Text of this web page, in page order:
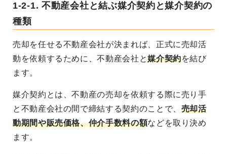
1-2-1. 不動産会社と結ぶ媒介契約と媒介契約の
種類
売却を任せる不動産会社が決まれば、正式に売却活
動を依頼するために、不動産会社と媒介契約を結び
ます。
媒介契約とは、不動産の売却を依頼する際に売り手
と不動産会社の間で締結する契約のことで、 売却活
動期間や販売価格、仲介手数料の額などを取り決め
ます。